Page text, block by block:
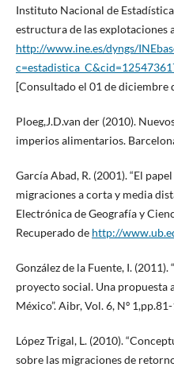
Instituto Nacional de
estructura de las explotaciones
http://www.ine.es/dyngs/
[Consultado el 01 de diciembre
Ploeg,J.D.van der (2010).
imperios alimentarios.
García Abad, R. (2001). “El
migraciones a corta y media
Electrónica de Geografía y
Recuperado de http://
González de la Fuente, I.
proyecto social. Una propuesta
México”. Aibr, Vol. 6, Nº
López Trigal, L. (2010).
sobre las migraciones de retorno